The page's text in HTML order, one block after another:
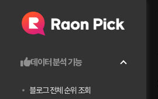
데이터 분석 기능
블로그 전체 순위 조회